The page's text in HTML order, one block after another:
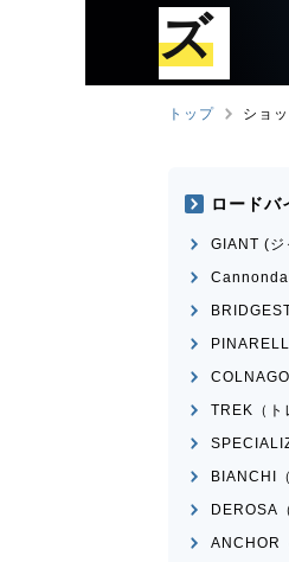
ズ
トップ ショ
ロードバ
GIANT (ジ
TREK（ト
BIANCHI
DEROSA
ANCHOR